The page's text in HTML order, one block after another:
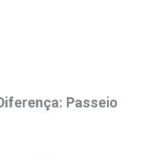
Passeio